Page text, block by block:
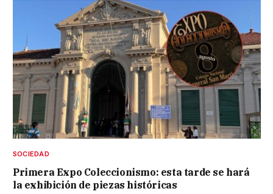
SOCIEDAD
Primera Expo Coleccionismo: esta tarde se hará
la exhibición de piezas históricas